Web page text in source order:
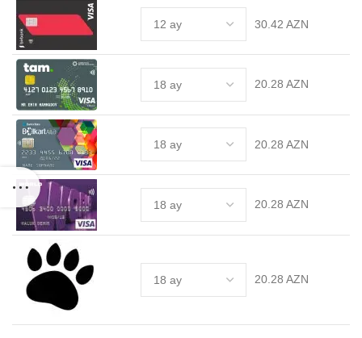
30.42 AZN
20.28 AZN
20.28 AZN
20.28 AZN
20.28 AZN